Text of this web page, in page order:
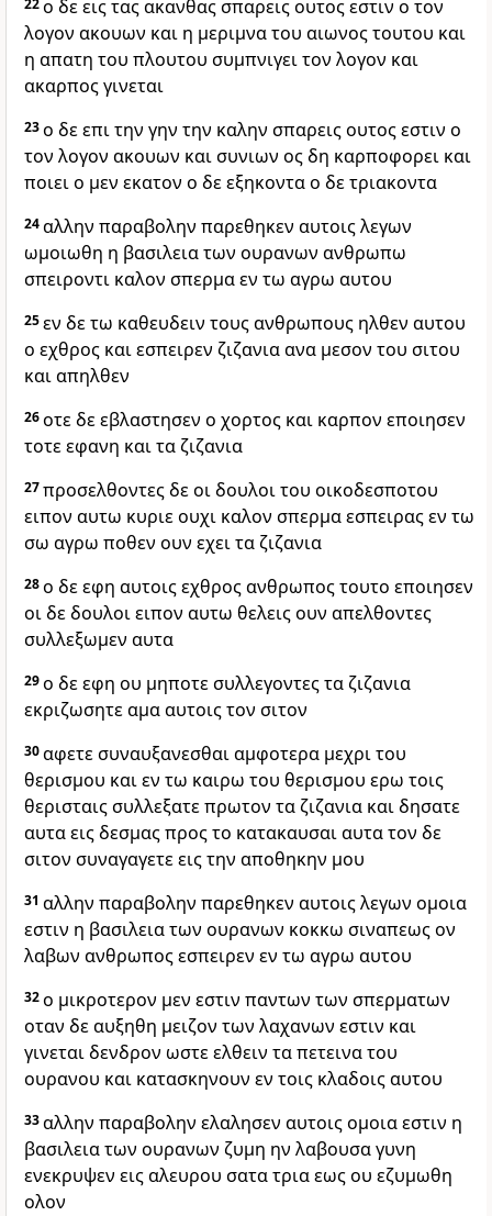
22ο δε εις τας ακανθας σπαρεις ουτος εστιν ο τον
λογον ακουων και η μεριμνα του αιωνος τουτου και
η απατη του πλουτου συμπνιγει τον λογον και
ακαρπος γινεται
23ο δε επι την γην την καλην σπαρεις ουτος εστιν ο
τον λογον ακουων και συνιων ος δη καρποφορει και
ποιει ο μεν εκατον ο δε εξηκοντα ο δε τριακοντα
24αλλην παραβολην παρεθηκεν αυτοις λεγων
ωμοιωθη η βασιλεια των ουρανων ανθρωπω
σπειροντι καλον σπερμα εν τω αγρω αυτου
25εν δε τω καθευδειν τους ανθρωπους ηλθεν αυτου
ο εχθρος και εσπειρεν ζιζανια ανα μεσον του σιτου
και απηλθεν
26οτε δε εβλαστησεν ο χορτος και καρπον εποιησεν
τοτε εφανη και τα ζιζανια
27προσελθοντες δε οι δουλοι του οικοδεσποτου
ειπον αυτω κυριε ουχι καλον σπερμα εσπειρας εν τω
σω αγρω ποθεν ουν εχει τα ζιζανια
28ο δε εφη αυτοις εχθρος ανθρωπος τουτο εποιησεν
οι δε δουλοι ειπον αυτω θελεις ουν απελθοντες
συλλεξωμεν αυτα
29ο δε εφη ου μηποτε συλλεγοντες τα ζιζανια
εκριζωσητε αμα αυτοις τον σιτον
30αφετε συναυξανεσθαι αμφοτερα μεχρι του
θερισμου και εν τω καιρω του θερισμου ερω τοις
θερισταις συλλεξατε πρωτον τα ζιζανια και δησατε
αυτα εις δεσμας προς το κατακαυσαι αυτα τον δε
σιτον συναγαγετε εις την αποθηκην μου
31 αλλην παραβολην παρεθηκεν αυτοις λεγων ομοια
εστιν η βασιλεια των ουρανων κοκκω σιναπεως ον
λαβων ανθρωπος εσπειρεν εν τω αγρω αυτου
32ο μικροτερον μεν εστιν παντων των σπερματων
οταν δε αυξηθη μειζον των λαχανων εστιν και
γινεται δενδρον ωστε ελθειν τα πετεινα του
ουρανου και κατασκηνουν εν τοις κλαδοις αυτου
33αλλην παραβολην ελαλησεν αυτοις ομοια εστιν η
βασιλεια των ουρανων ζυμη ην λαβουσα γυνη
ενεκρυψεν εις αλευρου σατα τρια εως ου εζυμωθη
ολον